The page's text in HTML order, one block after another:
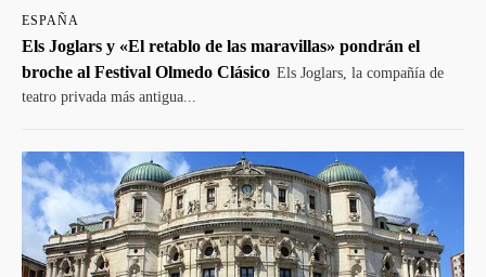
ESPAÑA
Els Joglars y «El retablo de las maravillas» pondrán el
broche al Festival Olmedo Clásico Els Joglars, la compañía de
teatro privada más antigua...